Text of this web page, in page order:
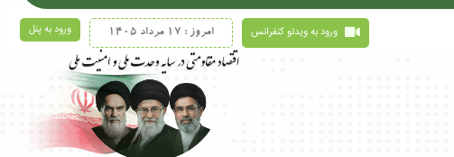
ورود به پنل امروز : 17 مرداد 1405 ورود به ویدئو کنفرانس